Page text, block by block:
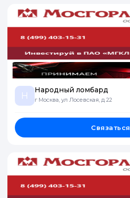
Н
Народный ломбард
г Москва, ул Лосевская, д 22
Связаться